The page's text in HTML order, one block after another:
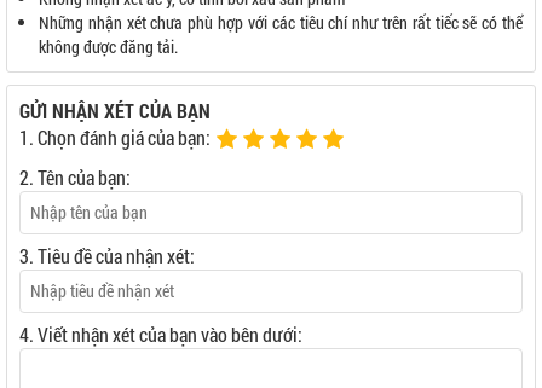
Những nhận xét chưa phù hợp với các tiêu chí như trên rất tiếc sẽ có thể
không được đăng tải.
GỬI NHẬN XÉT CỦA BẠN
1. Chọn đánh giá của bạn:
2. Tên của bạn:
3. Tiêu đề của nhận xét:
4. Viết nhận xét của bạn vào bên dưới: